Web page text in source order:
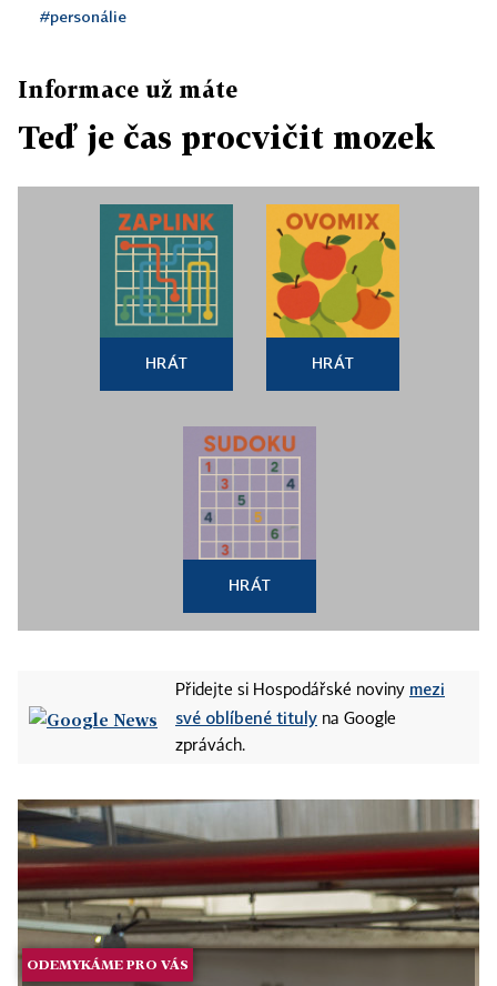
#personálie
Informace už máte
Teď je čas procvičit mozek
HRÁT HRÁT
HRÁT
Přidejte si Hospodářské noviny mezi
své oblíbené tituly na Google
zprávách.
ODEMYKÁME PRO VÁS